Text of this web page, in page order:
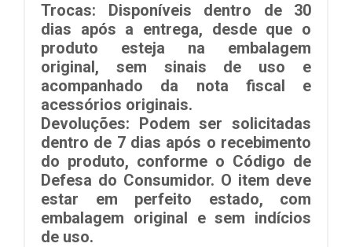
Trocas: Disponíveis dentro de 30
dias após a entrega, desde que o
produto esteja na embalagem
original, sem sinais de uso e
acompanhado da nota fiscal e
acessórios originais.
Devoluções: Podem ser solicitadas
dentro de 7 dias após o recebimento
do produto, conforme o Código de
Defesa do Consumidor. O item deve
estar em perfeito estado, com
embalagem original e sem indícios
de uso.